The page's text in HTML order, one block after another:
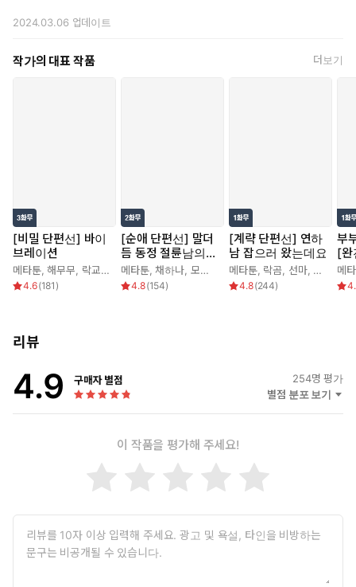
2024.03.06 업데이트
작가의 대표 작품 더보기
[비밀 단편선] 바이
브레이션
메타툰,해무무 락교보이 ,문정민
4.6(181 )
[순애 단편선] 말더
듬 동정 절륜남의
순애
메타툰,채하나 모게게 눈물점
4.8(154)
[계략 단편선] 연하
남 잡으러 왔는데요
메타툰, 락곰 선마, 연폭
4.8(244)
부
[완
메
리뷰
4.9 구매자 별점 254명 평가
별점 분포 보기
이 작품을 평가해 주세요!